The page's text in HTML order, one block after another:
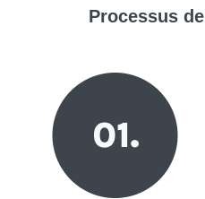
Processus de